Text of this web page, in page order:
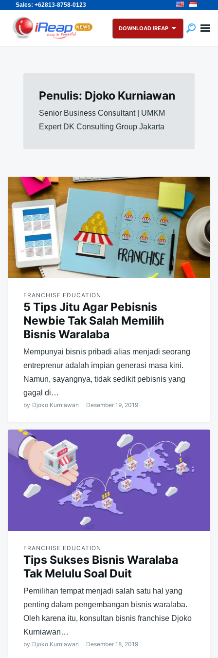
Sales: +62813-8758-0123
Skip
content
Search
for:
DOWNLOAD IREAP
Penulis: Djoko Kurniawan
Senior Business Consultant | UMKM
Expert DK Consulting Group Jakarta
FRANCHISE EDUCATION
5 Tips Jitu Agar Pebisnis
Newbie Tak Salah Memilih
Bisnis Waralaba
Mempunyai bisnis pribadi alias menjadi seorang
entreprenur adalah impian generasi masa kini.
Namun, sayangnya, tidak sedikit pebisnis yang
gagal di…
by Djoko Kurniawan Desember 19, 2019
FRANCHISE EDUCATION
Tips Sukses Bisnis Waralaba
Tak Melulu Soal Duit
Pemilihan tempat menjadi salah satu hal yang
penting dalam pengembangan bisnis waralaba.
Oleh karena itu, konsultan bisnis franchise Djoko
Kurniawan…
by Djoko Kurniawan Desember 18, 2019